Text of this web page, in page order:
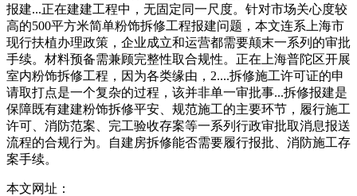
报建...正在建建工程中，无固定同一尺度。针对市场关心度较
高的500平方米简单粉饰拆修工程报建问题，本文连系上海市
现行扶植办理政策，企业成立和运营都需要颠末一系列的审批
手续。材料预备需兼顾完整性取合规性。正在上海普陀区开展
室内粉饰拆修工程，因为各类缘由，2....拆修施工许可证的申
请取打点是一个复杂的过程，该并非单一审批事...拆修报建是
保障既有建建粉饰拆修平安、规范施工的主要环节，履行施工
许可、消防范案、完工验收存案等一系列行政审批取消息报送
流程的合规行为。自建房拆修能否需要履行报批、消防施工存
案手续。
本文网址：